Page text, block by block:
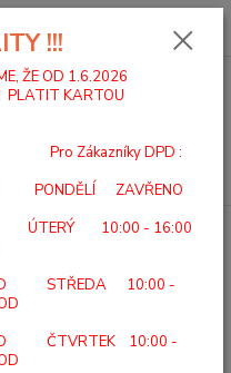
0,00 Kč
MATRACE VZDUCHOVÁ
!!!
ŽE OD 1.6.2026
PLATIT KARTOU
Zákazníky DPD :
PONDĚLÍ ZAVŘENO
ÚTERÝ 10:00 - 16:00
STŘEDA 10:00 -
ČTVRTEK 10:00 -